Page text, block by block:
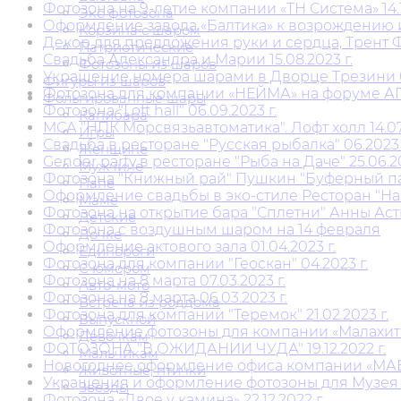
Эко фотозона
Корзина с шаром
Патриотические
Фотозоны из шаров
Фигуры из шаров
Фольгированные шары
Капибара
Игры
Женщине
Мужчине
Папе
Маме
Детские
Дочке
Единороги
С юмором
Авто-мото
Встреча из роддома
Выпускной
Девочкам
Мальчикам
Животные, птички
Звезды
Фотозона на 9-летие компании «ТН Система»
Оформление завода «Балтика» к возрождению
Декор для предложения руки и сердца, Трент
Свадьба Александра и Марии 15.08.2023 г.
Украшение номера шарами в Дворце Трезини
Фотозона для компании «НЕЙМА» на форуме
Фотозона "Loft hall" 06.09.2023 г.
МСА "НПК Морсвязьавтоматика". Лофт холл
Свадьба в ресторане "Русская рыбалка" 06.2023
Gender party в ресторане "Рыба на Даче"
Фотозона "Книжный рай" Пушкин "Буферный
Оформление свадьбы в эко-стиле Ресторан
Фотозона на открытие бара "Сплетни" Анны
Фотозона с воздушным шаром на 14 февраля
Оформление актового зала 01.04.2023 г.
Фотозона для компании "Геоскан" 04.2023 г.
Фотозона на 8 марта 07.03.2023 г.
Фотозона на 8 марта 06.03.2023 г.
Фотозона для компании "Теремок" 21.02.2023 г.
Оформление фотозоны для компании «Малахит»
ФОТОЗОНА "В ОЖИДАНИИ ЧУДА" 19.12.2022 г.
Новогоднее оформление офиса компании
Украшения и оформление фотозоны для Музея